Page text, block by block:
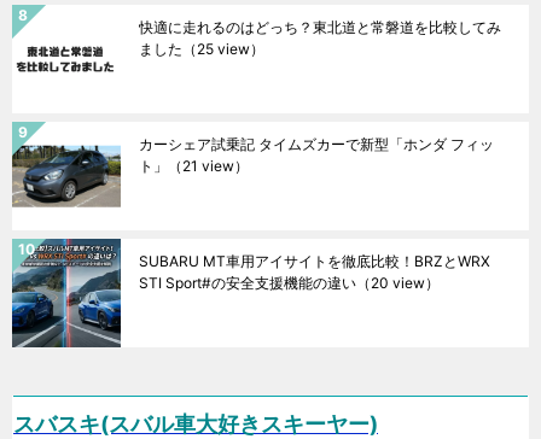
快適に走れるのはどっち？東北道と常磐道を比較してみ
ました （25 view）
カーシェア試乗記 タイムズカーで新型「ホンダ フィッ
ト」
（21 view）
SUBARU MT車用アイサイトを徹底比較！BRZとWRX
STI Sport#の安全支援機能の違い （20 view）
スバスキ(スバル車大好きスキーヤー)